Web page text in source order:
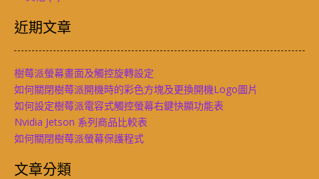
近期文章
樹莓派螢幕畫面及觸控旋轉設定
如何關閉樹莓派開機時的彩色方塊及更換開機Logo圖片
如何設定樹莓派電容式觸控螢幕右鍵快顯功能表
Nvidia Jetson 系列商品比較表
如何關閉樹莓派螢幕保護程式
文章分類